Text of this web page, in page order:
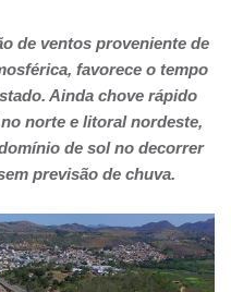
de ventos proveniente de
favorece o tempo
Ainda chove rápido
norte e litoral nordeste,
de sol no decorrer
previsão de chuva.